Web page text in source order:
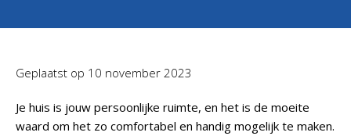
Geplaatst op 10 november 2023
Je huis is jouw persoonlijke ruimte, en het is de moeite
waard om het zo comfortabel en handig mogelijk te maken.